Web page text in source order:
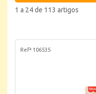
1 a 24 de 113 artigos
Refª 106535